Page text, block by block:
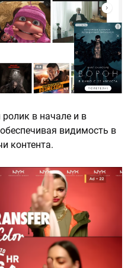
в начале и в
видимость в
контента.